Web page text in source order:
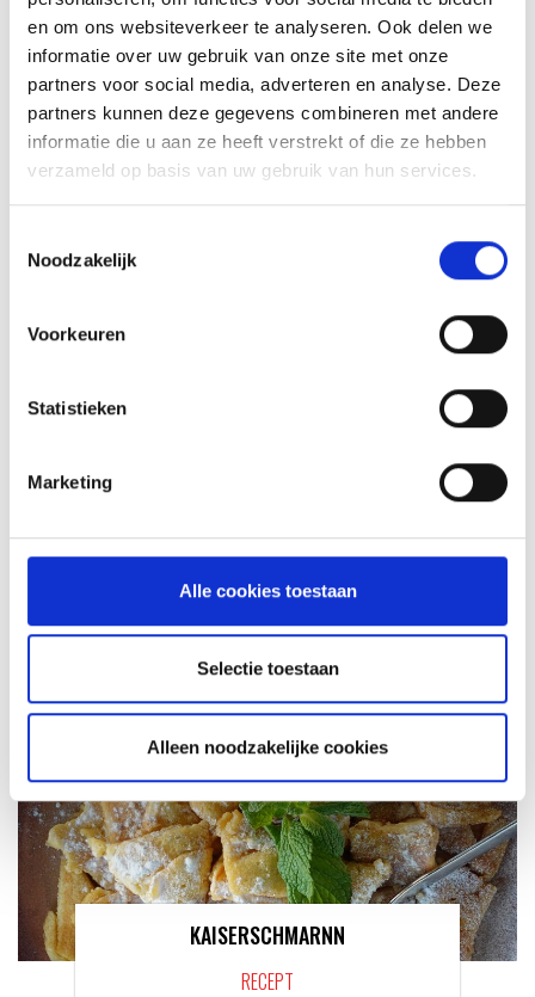
en om ons websiteverkeer te analyseren. Ook delen we
informatie over uw gebruik van onze site met onze
partners voor social media, adverteren en analyse. Deze
partners kunnen deze gegevens combineren met andere
informatie die u aan ze heeft verstrekt of die ze hebben
verzameld op basis van uw gebruik van hun services.
Noodzakelijk
Voorkeuren
Statistieken
Marketing
Alle cookies toestaan
Selectie toestaan
Alleen noodzakelijke cookies
WEBER SEARWOOD 600 PELLET GRILL
SEARWOOD
1.199,00Oorspronkelijke
1.099,00
Huidige
INSPIRATIE
RECEPTEN EN TIPS
KAISERSCHMARNN
RECEPT